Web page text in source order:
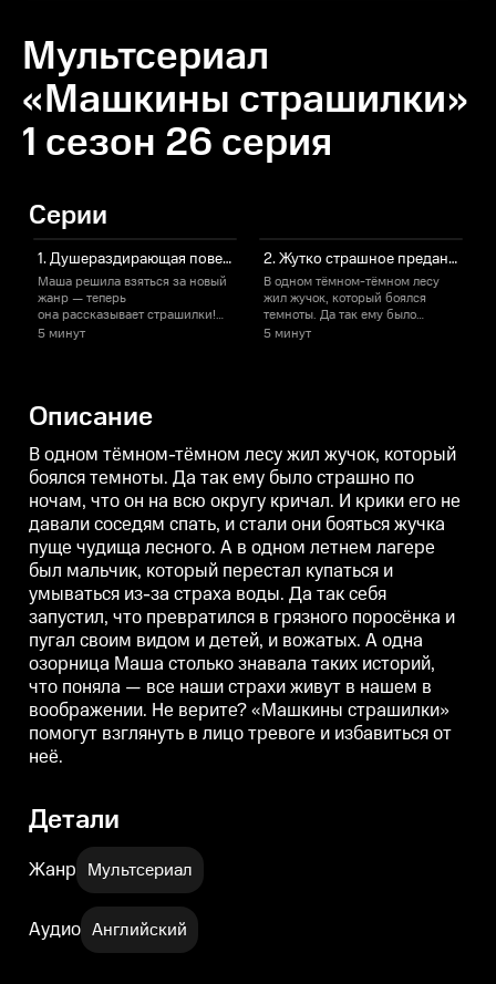
Мультсериал
«Машкины страшилки»
1 сезон 26 серия
Серии
1. Душераздирающая повесть о тёмном лесе и маленьком жучке
Маша решила взяться за новый
жанр — теперь
она рассказывает страшилки!
В своей неповторимой детской
Играя и рассказывая пугающие
истории, Маша учит малышей
ничего не бояться.
Она объясняет, откуда именно
берутся самые
распространённые детские
страхи и как с ними бороться.
5 минут
2. Жутко страшное предание о том, как один мальчик боялся умываться
В одном тёмном-тёмном лесу
жил жучок, который боялся
темноты. Да так ему было
страшно по ночам, что он на всю
из-за страха воды. Да так себя
запустил, что превратился в
грязного поросёнка и пугал
своим видом и детей, и
вожатых. А одна озорница Маша
столько знавала таких историй,
что поняла — все наши страхи
живут в нашем в воображении.
Не верите? «Машкины
страшилки» помогут взглянуть в
лицо тревоге и избавиться от
неё.
5 минут
Описание
В одном тёмном-тёмном лесу жил жучок, который
боялся темноты. Да так ему было страшно по
ночам, что он на всю округу кричал. И крики его не
давали соседям спать, и стали они бояться жучка
пуще чудища лесного. А в одном летнем лагере
был мальчик, который перестал купаться и
умываться из-за страха воды. Да так себя
запустил, что превратился в грязного поросёнка и
пугал своим видом и детей, и вожатых. А одна
озорница Маша столько знавала таких историй,
что поняла — все наши страхи живут в нашем в
воображении. Не верите? «Машкины страшилки»
помогут взглянуть в лицо тревоге и избавиться от
неё.
Детали
Жанр Мультсериал
Аудио Английский